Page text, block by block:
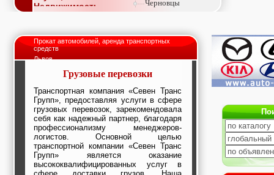
Недвижимость,
Окна, стекло,
витражи, входные
группы, двери,
фасады
курсы, обучение,
тренинги, семинары,
повышение
квалификации
Промышленное
оборудование:
заводы, предприятия,
фабрики, легкая
промышленность,
Черновцы
Прокат автомобилей, аренда транспортных
средств
Львов
Грузовые перевозки
Транспортная компания «Севен Транс
Групп», предоставляя услуги в сфере
грузовых перевозок, зарекомендовала
себя как надежный партнер, благодаря
профессионализму менеджеров-
логистов. Основной целью
транспортной компании «Севен Транс
Групп» является оказание
высококвалифицированных услуг в